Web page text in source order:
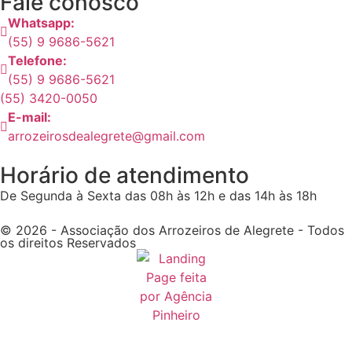
Whatsapp:
(55) 9 9686-5621
Telefone:
(55) 9 9686-5621
(55) 3420-0050
E-mail:
arrozeirosdealegrete@gmail.com
Horário de atendimento
De Segunda à Sexta das 08h às 12h e das 14h às 18h
© 2026 - Associação dos Arrozeiros de Alegrete - Todos
os direitos Reservados